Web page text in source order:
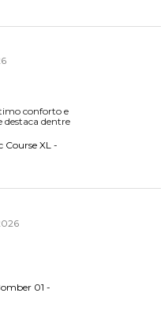
conforto e
destaca dentre
Course XL -
01 -